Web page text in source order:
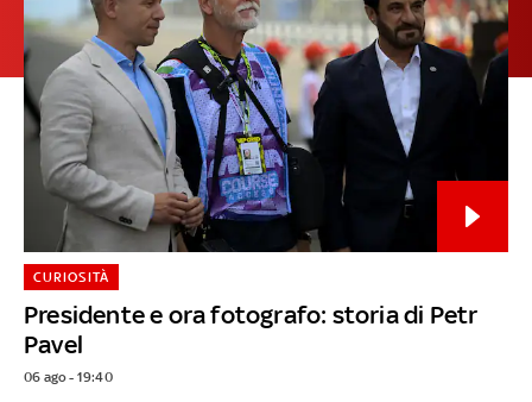
Presidente e ora fotografo: storia di Petr
Pavel
CURIOSITÀ
06 ago - 19:40